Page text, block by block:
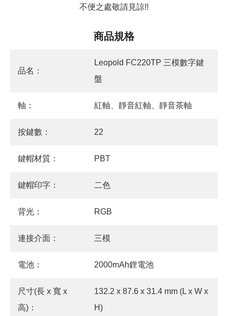
不便之處敬請見諒!!
商品規格
品名：
Leopold FC220TP 三模數字鍵
盤
軸： 紅軸、靜音紅軸、靜音茶軸
按鍵數： 22
鍵帽材質： PBT
鍵帽印字： 二色
背光： RGB
連接介面： 三模
電池： 2000mAh鋰電池
尺寸(長 x 寬 x
高)：
132.2 x 87.6 x 31.4 mm (L x W x
H)